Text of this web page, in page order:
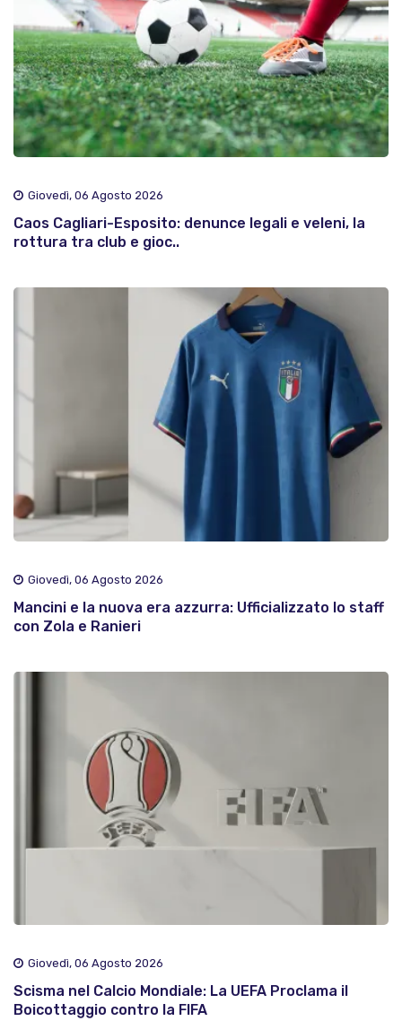
Giovedì, 06 Agosto 2026
Caos Cagliari-Esposito: denunce legali e veleni, la
rottura tra club e gioc..
Giovedì, 06 Agosto 2026
Mancini e la nuova era azzurra: Ufficializzato lo staff
con Zola e Ranieri
Giovedì, 06 Agosto 2026
Scisma nel Calcio Mondiale: La UEFA Proclama il
Boicottaggio contro la FIFA